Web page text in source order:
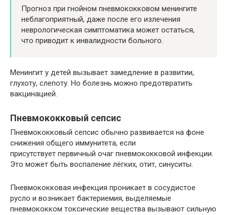
Прогноз при гнойном пневмококковом менингите
неблагоприятный, даже после его излечения
неврологическая симптоматика может остаться,
что приводит к инвалидности больного.
Менингит у детей вызывает замедление в развитии,
глухоту, слепоту. Но болезнь можно предотвратить
вакцинацией.
Пневмококковый сепсис
Пневмококковый сепсис обычно развивается на фоне
снижения общего иммунитета, если
присутствует первичный очаг пневмококковой инфекции.
Это может быть воспаление лёгких, отит, синуситы.
Пневмококковая инфекция проникает в сосудистое
русло и возникает бактериемия, выделяемые
пневмококком токсические вещества вызывают сильную